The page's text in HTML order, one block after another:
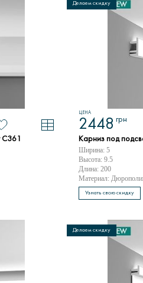
ЦЕНА
2448 грн
Карниз под
Ширина: 5
Высота: 9.5
Длина: 200
Материал:
Узнать свою скидку
Делаем скидку
Делаем скидку